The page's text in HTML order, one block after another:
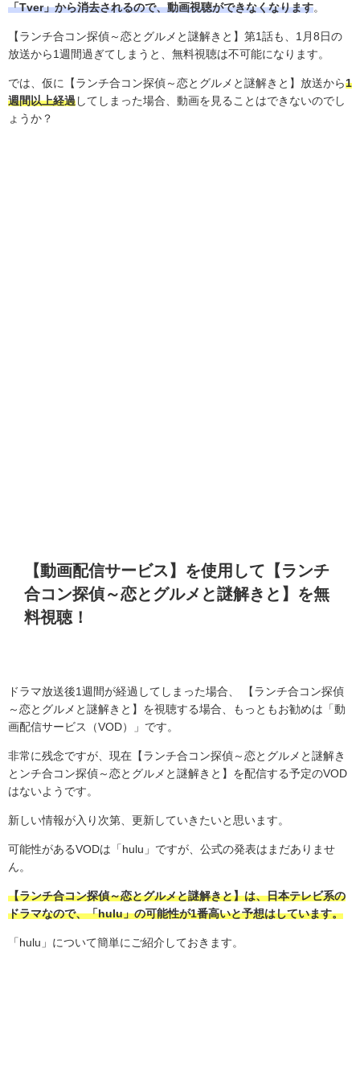
「Tver」から消去されるので、動画視聴ができなくなります。
【ランチ合コン探偵～恋とグルメと謎解きと】第1話も、 1 月8日の
放送から 1 週間過ぎてしまうと、無料視聴は不可能になります。
では、仮に【ランチ合コン探偵～恋とグルメと謎解きと】放送から1
週間以上経過 してしまった場合、動画を見ることはできないのでし
ょうか？
【動画配信サービス】を使用して【ランチ
合コン探偵～恋とグルメと謎解きと】を無
料視聴！
ドラマ放送後1週間が経過してしまった場合、 【ランチ合コン探偵
～恋とグルメと謎解きと】を視聴する場合、もっともお勧めは「動
画配信サービス（VOD）」です。
非常に残念ですが、現在【ランチ合コン探偵～恋とグルメと謎解き
とンチ合コン探偵～恋とグルメと謎解きと​】を配信する予定のVOD
はないようです。
新しい情報が入り次第、更新していきたいと思います。
可能性があるVODは「hulu」ですが、公式の発表はまだありませ
ん。
【ランチ合コン探偵～恋とグルメと謎解きと】は、日本テレビ系の
ドラマなので、「hulu」の可能性が1番高いと予想はしています。
「hulu」について簡単にご紹介しておきます。